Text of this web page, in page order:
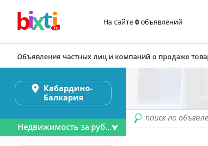
На сайте 0 объявлений
Объявления частных лиц и компаний о продаже
поиск по
Кабардино-
Балкария
Недвижимость за рубежом